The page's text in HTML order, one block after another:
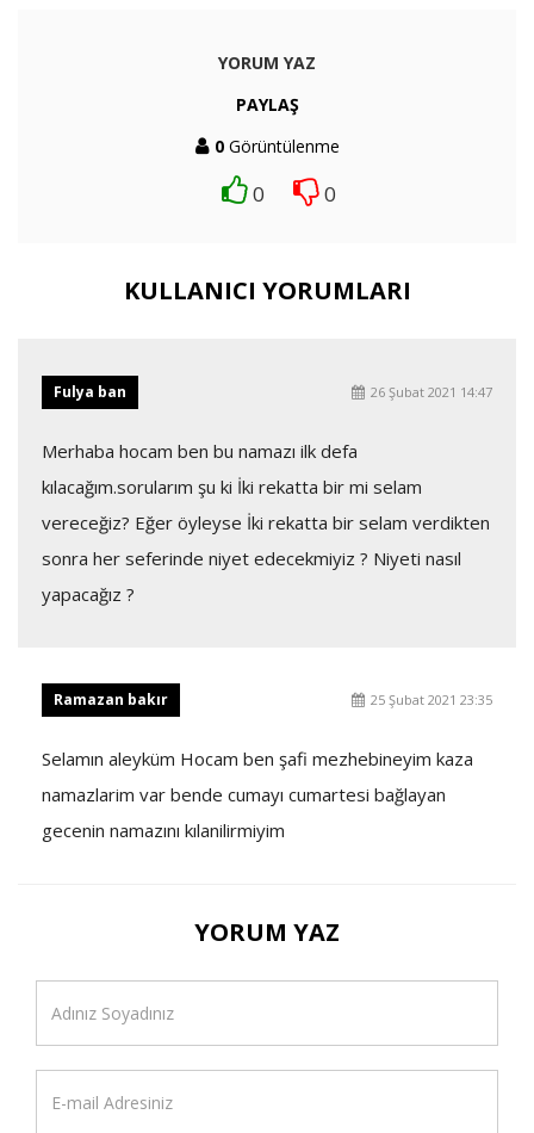
YORUM YAZ
PAYLAŞ
0Görüntülenme
0 0
KULLANICI YORUMLARI
Fulya ban 26 Şubat 2021 14:47
Merhaba hocam ben bu namazı ilk defa
kılacağım.sorularım şu ki İki rekatta bir mi selam
vereceğiz? Eğer öyleyse İki rekatta bir selam verdikten
sonra her seferinde niyet edecekmiyiz ? Niyeti nasıl
yapacağız ?
Ramazan bakır 25 Şubat 2021 23:35
Selamın aleyküm Hocam ben şafi mezhebineyim kaza
namazlarim var bende cumayı cumartesi bağlayan
gecenin namazını kılanilirmiyim
YORUM YAZ